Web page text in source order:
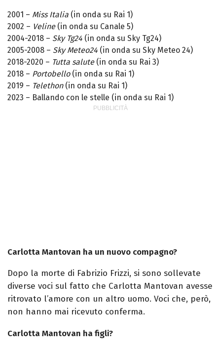
2001 – Miss Italia (in onda su Rai 1)
2002 – Veline(in onda su Canale 5)
2004-2018 – Sky Tg24 (in onda su Sky Tg24)
2005-2008 – Sky Meteo24 (in onda su Sky Meteo 24)
2018-2020 – Tutta salute(in onda su Rai 3)
2018 – Portobello(in onda su Rai 1)
2019 – Telethon(in onda su Rai 1)
2023 – Ballando con le stelle (in onda su Rai 1)
Carlotta Mantovan ha un nuovo compagno?
Dopo la morte di Fabrizio Frizzi, si sono sollevate
diverse voci sul fatto che Carlotta Mantovan avesse
ritrovato l’amore con un altro uomo. Voci che, però,
non hanno mai ricevuto conferma.
Carlotta Mantovan ha figli?